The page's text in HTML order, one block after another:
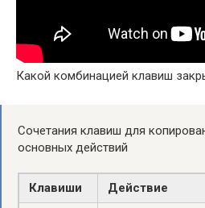
Какой комбинацией клавиш
Сочетания клавиш для
основных действий
Клавиши Действие